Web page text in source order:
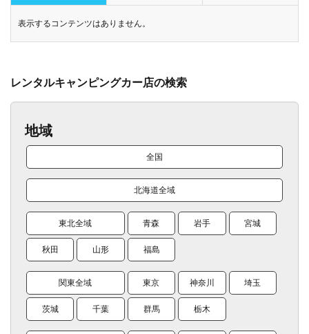
表示するコンテンツはありません。
レンタルキャンピングカー店の検索
地域
全国
北海道全域
東北全域 青森 岩手 宮城
秋田 山形 福島
関東全域 東京 神奈川 埼玉
茨城 千葉 群馬 栃木